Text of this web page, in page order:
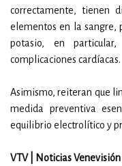
correctamente, tienen
elementos en la sangre,
potasio, en
complicaciones cardíacas.
Asimismo, reiteran que
medida preventiva
equilibrio electrolítico y
VTV | Noticias Venevisión